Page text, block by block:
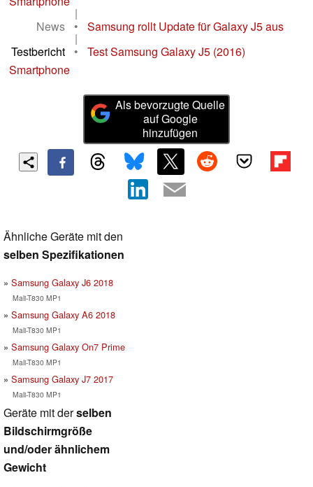
|
News
• Samsung rollt Update für Galaxy J5 aus
|
Testbericht
•
Test Samsung Galaxy J5 (2016)
Smartphone
Als bevorzugte Quelle
auf Google
hinzufügen
Ähnliche Geräte mit den
selben Spezifikationen
Samsung Galaxy J6 2018
Mali-T830 MP1
Samsung Galaxy A6 2018
Mali-T830 MP1
Samsung Galaxy On7 Prime
Mali-T830 MP1
Samsung Galaxy J7 2017
Mali-T830 MP1
Geräte mit derselben
Bildschirmgröße
und/oder ähnlichem
Gewicht